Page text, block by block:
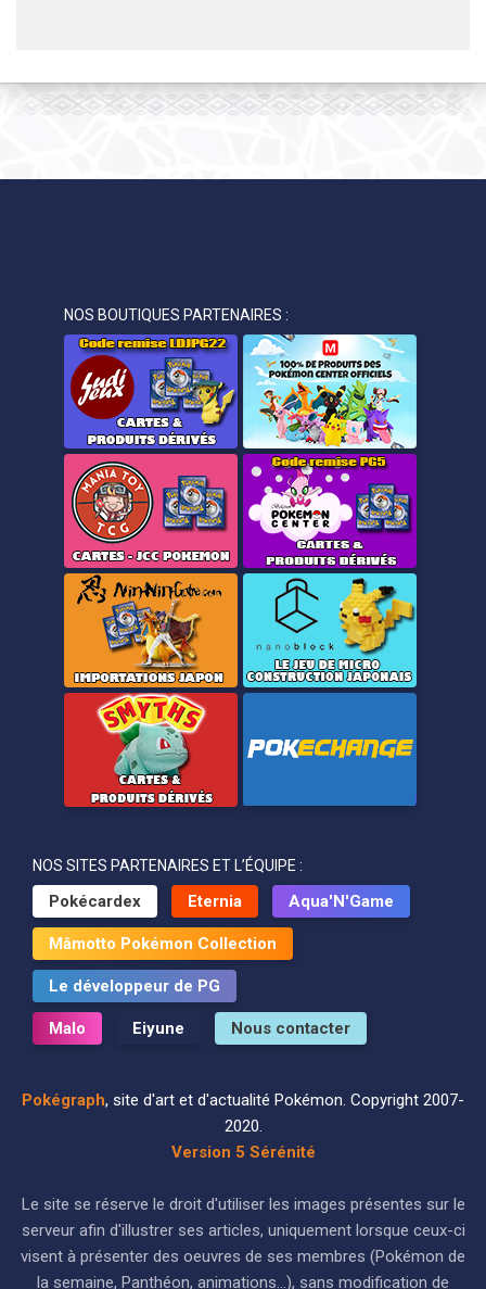
NOS BOUTIQUES PARTENAIRES :
NOS SITES PARTENAIRES ET L’ÉQUIPE :
Pokécardex Eternia Aqua'N'Game
Mâmotto Pokémon Collection
Le développeur de PG
Malo Eiyune Nous contacter
Pokégraph, site d'art et d'actualité Pokémon. Copyright 2007-
2020.
Version 5 Sérénité
Le site se réserve le droit d'utiliser les images présentes sur le
serveur afin d'illustrer ses articles, uniquement lorsque ceux-ci
visent à présenter des oeuvres de ses membres (Pokémon de
la semaine, Panthéon, animations...), sans modification de